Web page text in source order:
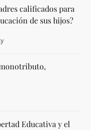
calificados para
de sus hijos?
Educativa y el